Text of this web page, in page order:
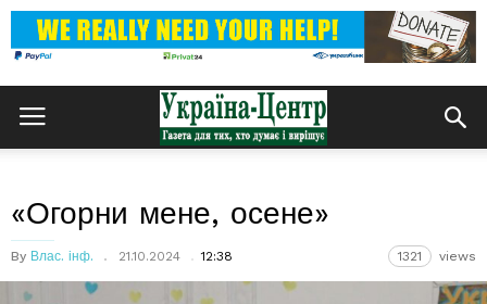
«Огорни мене, осене»
By Влас. інф. 21.10.2024 12:38 1321 views